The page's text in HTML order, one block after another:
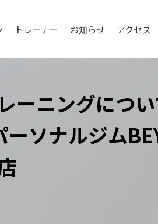
トレーナー お知らせ アクセス
ーニングにつ
ソナルジム